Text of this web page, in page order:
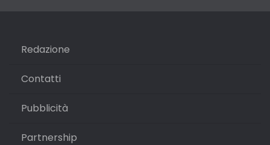
Redazione
Contatti
Pubblicità
Partnership